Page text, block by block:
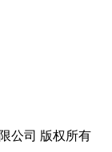
公司 版权所有